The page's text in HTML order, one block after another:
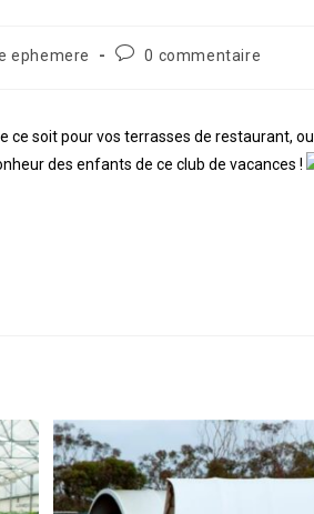
ephemere 0 commentaire
ce soit pour vos terrasses de restaurant, ou
des enfants de ce club de vacances !